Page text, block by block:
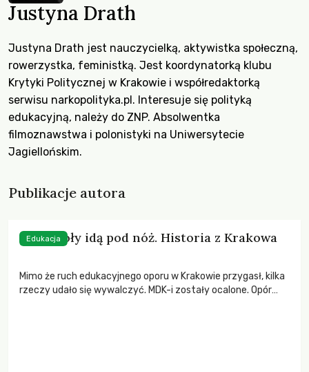
Justyna Drath
Justyna Drath jest nauczycielką, aktywistka społeczną,
rowerzystka, feministką. Jest koordynatorką klubu
Krytyki Politycznej w Krakowie i współredaktorką
serwisu narkopolityka.pl. Interesuje się polityką
edukacyjną, należy do ZNP. Absolwentka
filmoznawstwa i polonistyki na Uniwersytecie
Jagiellońskim.
Publikacje autora
Jak szkoły idą pod nóż. Historia z Krakowa
Mimo że ruch edukacyjnego oporu w Krakowie przygasł, kilka
rzeczy udało się wywalczyć. MDK-i zostały ocalone. Opór
Edukacja